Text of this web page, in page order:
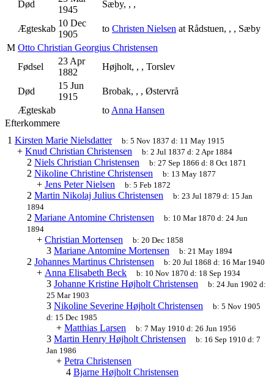
Død
1945
Sæby, , ,
Ægteskab
10 Dec
1905
to Christen Nielsen at Rådstuen, , , Sæby
M Otto Christian Georgius Christensen
Fødsel
23 Apr
1882
Højholt, , , Torslev
Død
15 Jun
1915
Brobak, , , Østervrå
Ægteskab
to Anna Hansen
Efterkommere
1 Kirsten Marie Nielsdatter b:5 Nov 1837 d: 11 May 1915
+ Knud Christian Christensen b:2 Jul 1837 d:2 Apr 1884
2 Niels Christian Christensen b:27 Sep 1866 d:8 Oct 1871
2 Nikoline Christine Christensen b: 13 May 1877
+ Jens Peter Nielsen b:5 Feb 1872
2 Martin Nikolaj Julius Christensen b:23 Jul 1879 d: 15 Jan
1894
2 Mariane Antomine Christensen b: 10 Mar 1870 d:24 Jun
1894
+ Christian Mortensen b:20 Dec 1858
3 Mariane Antomine Mortensen b:21 May 1894
2 Johannes Martinus Christensen b:20 Jul 1868 d: 16 Mar 1940
+ Anna Elisabeth Beck b: 10 Nov 1870 d: 18 Sep 1934
3 Johanne Kristine Højholt Christensen b:24 Jun 1902 d:
25 Mar 1903
3 Nikoline Severine Højholt Christensen b:5 Nov 1905
d: 15 Dec 1985
+ Matthias Larsen b:7 May 1910 d:26 Jun 1956
3 Martin Henry Højholt Christensen b: 16 Sep 1910 d:7
Jan 1986
+ Petra Christensen
4 Bjarne Højholt Christensen